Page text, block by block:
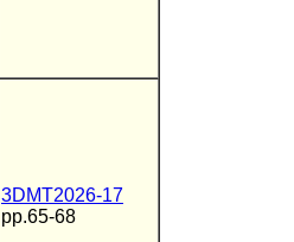
3DMT2026-17
pp.65-68